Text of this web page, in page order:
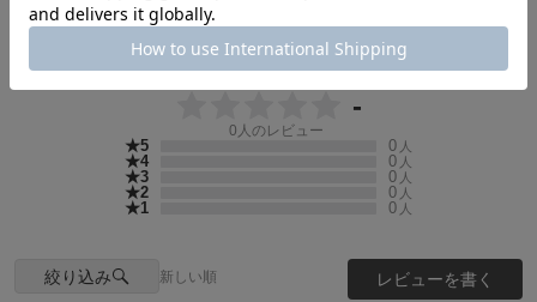
お客様レビュー
-
0 人のレビュー
★5 0 人
★4 0 人
★3 0 人
★2 0 人
★1 0 人
絞り込み 新しい順 レビューを書く